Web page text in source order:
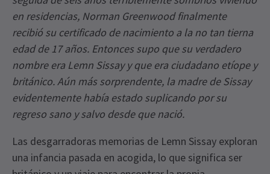
en residencias, Norman Greenwood finalmente
recibió su certificado de nacimiento a la no tan tierna
edad de 17 años. Entonces supo que su verdadero
nombre era Lemn Sissay y que era ciudadano etíope y
británico. Aún más sorprendente, la madre de Sissay
evidentemente había estado suplicando por su
regreso sano y salvo desde que nació.
Las desgarradoras memorias de Lemn Sissay exploran
una infancia pasada en acogida, lo que significa ser